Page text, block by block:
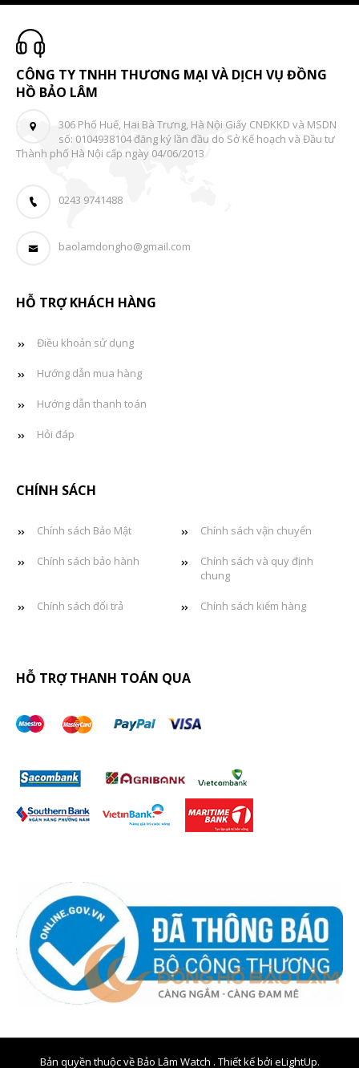
CÔNG TY TNHH THƯƠNG MẠI VÀ DỊCH VỤ ĐỒNG
HỒ BẢO LÂM
306 Phố Huế, Hai Bà Trưng, Hà Nội Giấy CNĐKKD và MSDN
số: 0104938104 đăng ký lần đầu do Sở Kế hoạch và Đầu tư
Thành phố Hà Nội cấp ngày 04/06/2013
0243 9741488
baolamdongho@gmail.com
HỖ TRỢ KHÁCH HÀNG
Điều khoản sử dụng
Hướng dẫn mua hàng
Hướng dẫn thanh toán
Hỏi đáp
CHÍNH SÁCH
Chính sách Bảo Mật Chính sách vận chuyển
Chính sách bảo hành
Chính sách và quy định
chung
Chính sách đổi trả Chính sách kiểm hàng
HỖ TRỢ THANH TOÁN QUA
Bản quyền thuộc về Bảo Lâm Watch . Thiết kế bởi eLightUp.